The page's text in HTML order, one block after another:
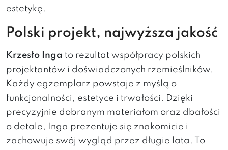
estetykę.
Polski projekt, najwyższa jakość
Krzesło Inga to rezultat współpracy polskich
projektantów i doświadczonych rzemieślników.
Każdy egzemplarz powstaje z myślą o
funkcjonalności, estetyce i trwałości. Dzięki
precyzyjnie dobranym materiałom oraz dbałości
o detale, Inga prezentuje się znakomicie i
zachowuje swój wygląd przez długie lata. To